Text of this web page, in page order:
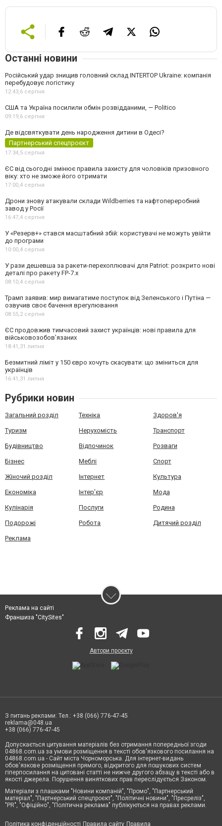
Останні новини
Російський удар знищив головний склад INTERTOP Ukraine: компанія
перебудовує логістику
12:43, 6 серпня
США та Україна посилили обмін розвідданими, — Politico
09:19, 6 серпня
Де відсвяткувати день народження дитини в Одесі?
Партнерський спецпроєкт
17:34, 5 серпня
ЄС від сьогодні змінює правила захисту для чоловіків призовного
віку: хто не зможе його отримати
17:00, 4 серпня
Дрони знову атакували склади Wildberries та нафтопереробний
завод у Росії
16:47, 4 серпня
У «Резерв+» стався масштабний збій: користувачі не можуть увійти
до програми
10:00, 4 серпня
У рази дешевша за ракети-перехоплювачі для Patriot: розкрито нові
деталі про ракету FP-7.x
08:10, 4 серпня
Трамп заявив: мир вимагатиме поступок від Зеленського і Путіна —
озвучив своє бачення врегулювання
08:55, 2 серпня
ЄС продовжив тимчасовий захист українців: нові правила для
військовозобов’язаних
18:41, 31 липня
Безмитний ліміт у 150 євро хочуть скасувати: що зміниться для
українців
16:41, 31 липня
Рубрики новин
Загальний розділ Техніка Здоров'я
Туризм Нерухомість Транспорт
Будівництво Відпочинок Розваги
Бізнес Меблі Спорт
Жіночий розділ Інтернет Культура
Економіка Інтер'єр Мода
Кулінарія Послуги Родина
Подорожі Робота Дитячий розділ
Реклама
Реклама на сайті
Франшиза "CitySites"
Автори проєкту
З питань реклами: Тел.: +38 (066) 776-47-45
reklama@048.ua
+38 (066) 776-47-45
Допускається цитування матеріалів без отримання попередньої згоди
04868.com.ua за умови розміщення в тексті обов'язкового посилання на
04868.com.ua - Сайт міста Чорноморська. Для інтернет-видань
обов'язкове розміщення прямого, відкритого для пошукових систем
гіперпосилання на цитовані статті не нижче другого абзацу в тексті або в
якості джерела. Порушення виняткових прав переслідується Законом.
Матеріали з плашками "Новини компаній", "Промо", "Партнерський
матеріал", "Партнерський спецпроєкт", "Політичні новини", "Пресреліз",
"PR", "Офіційно", "Політична реклама" публікуються на правах реклами.
Політика конфіденційності Правила сайту Правила